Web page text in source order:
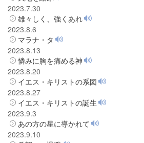
2023.7.30
雄々しく、強くあれ
2023.8.6
マラナ・タ
2023.8.13
憐みに胸を痛める神
2023.8.20
イエス・キリストの系図
2023.8.27
イエス・キリストの誕生
2023.9.3
あの方の星に導かれて
2023.9.10